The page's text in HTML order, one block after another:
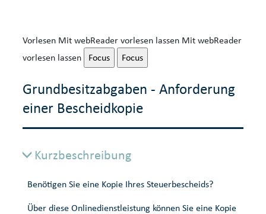
Vorlesen Mit webReader vorlesen lassen Mit webReader
vorlesen lassen
Focus Focus
Grundbesitzabgaben - Anforderung
einer Bescheidkopie
Kurzbeschreibung
Benötigen Sie eine Kopie Ihres Steuerbescheids?
Über diese Onlinedienstleistung können Sie eine Kopie